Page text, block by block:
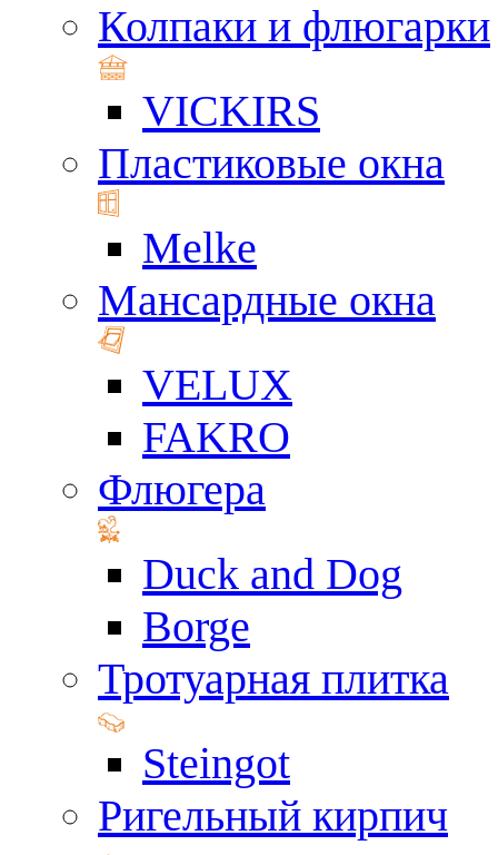
Колпаки и флюгарки
VICKIRS
Пластиковые окна
Melke
Мансардные окна
VELUX
FAKRO
Флюгера
Duck and Dog
Borge
Тротуарная плитка
Steingot
Ригельный кирпич